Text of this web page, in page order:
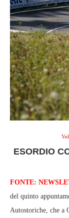
ESORDIO
FONTE:
del quinto
Autostoriche, che a